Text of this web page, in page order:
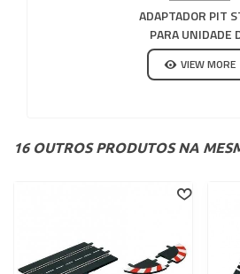
ADAPTADOR PIT
PARA UNIDADE
CONTROLE
CARRERA DIGITAL
VIEW MORE
16 OUTROS PRODUTOS NA